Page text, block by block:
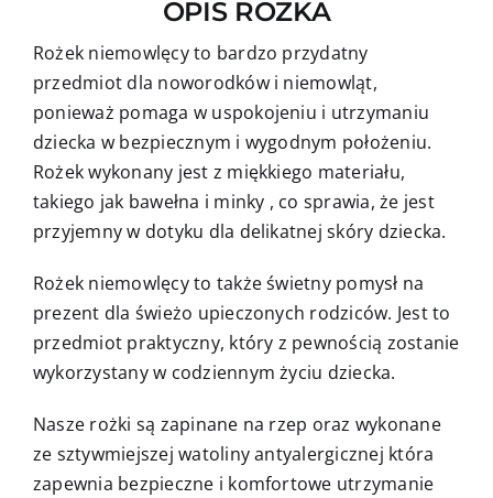
OPIS ROŻKA
Rożek niemowlęcy to bardzo przydatny
przedmiot dla noworodków i niemowląt,
ponieważ pomaga w uspokojeniu i utrzymaniu
dziecka w bezpiecznym i wygodnym położeniu.
Rożek wykonany jest z miękkiego materiału,
takiego jak bawełna i minky , co sprawia, że jest
przyjemny w dotyku dla delikatnej skóry dziecka.
Rożek niemowlęcy to także świetny pomysł na
prezent dla świeżo upieczonych rodziców. Jest to
przedmiot praktyczny, który z pewnością zostanie
wykorzystany w codziennym życiu dziecka.
Nasze rożki są zapinane na rzep oraz wykonane
ze sztywmiejszej watoliny antyalergicznej która
zapewnia bezpieczne i komfortowe utrzymanie